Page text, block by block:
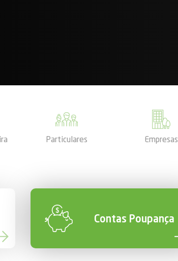
Particulares Empresas
Contas Poupança